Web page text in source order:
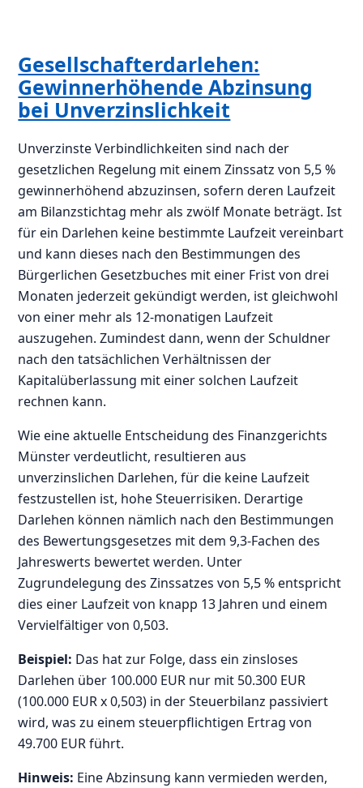
Gesellschafterdarlehen:
Gewinnerhöhende Abzinsung
bei Unverzinslichkeit
Unverzinste Verbindlichkeiten sind nach der
gesetzlichen Regelung mit einem Zinssatz von 5,5 %
gewinnerhöhend abzuzinsen, sofern deren Laufzeit
am Bilanzstichtag mehr als zwölf Monate beträgt. Ist
für ein Darlehen keine bestimmte Laufzeit vereinbart
und kann dieses nach den Bestimmungen des
Bürgerlichen Gesetzbuches mit einer Frist von drei
Monaten jederzeit gekündigt werden, ist gleichwohl
von einer mehr als 12-monatigen Laufzeit
auszugehen. Zumindest dann, wenn der Schuldner
nach den tatsächlichen Verhältnissen der
Kapitalüberlassung mit einer solchen Laufzeit
rechnen kann.
Wie eine aktuelle Entscheidung des Finanzgerichts
Münster verdeutlicht, resultieren aus
unverzinslichen Darlehen, für die keine Laufzeit
festzustellen ist, hohe Steuerrisiken. Derartige
Darlehen können nämlich nach den Bestimmungen
des Bewertungsgesetzes mit dem 9,3-Fachen des
Jahreswerts bewertet werden. Unter
Zugrundelegung des Zinssatzes von 5,5 % entspricht
dies einer Laufzeit von knapp 13 Jahren und einem
Vervielfältiger von 0,503.
Beispiel: Das hat zur Folge, dass ein zinsloses
Darlehen über 100.000 EUR nur mit 50.300 EUR
(100.000 EUR x 0,503) in der Steuerbilanz passiviert
wird, was zu einem steuerpflichtigen Ertrag von
49.700 EUR führt.
Hinweis: Eine Abzinsung kann vermieden werden,